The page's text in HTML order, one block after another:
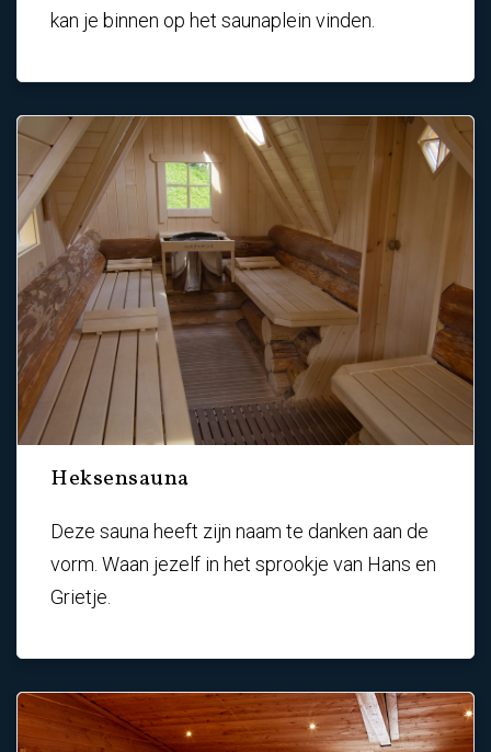
kan je binnen op het saunaplein vinden.
Heksensauna
Deze sauna heeft zijn naam te danken aan de
vorm. Waan jezelf in het sprookje van Hans en
Grietje.